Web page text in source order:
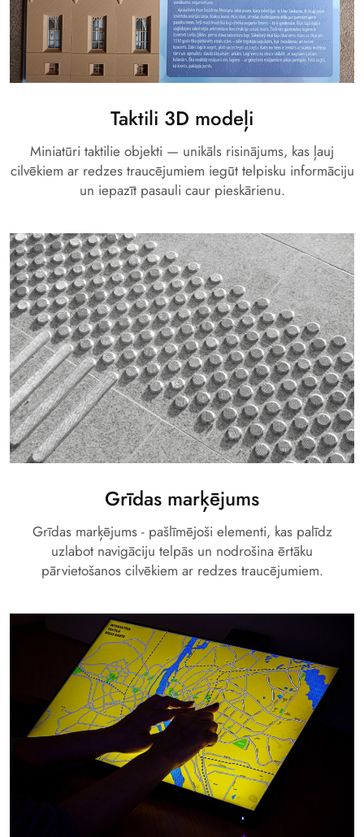
Taktili 3D modeļi
Miniatūri taktilie objekti — unikāls risinājums, kas ļauj
cilvēkiem ar redzes traucējumiem iegūt telpisku informāciju
un iepazīt pasauli caur pieskārienu.
Grīdas marķējums
Grīdas marķējums - pašlīmējoši elementi, kas palīdz
uzlabot navigāciju telpās un nodrošina ērtāku
pārvietošanos cilvēkiem ar redzes traucējumiem.